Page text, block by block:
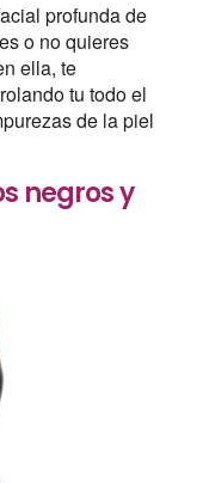
profunda de
o no quieres
ella, te
tu todo el
de la piel
negros y